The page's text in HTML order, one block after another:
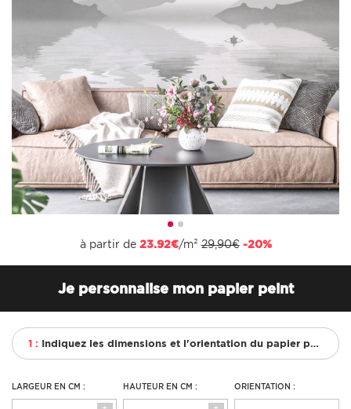
à partir de 23.92€/m²29,90€ -20%
Je personnalise mon papier peint
1 : Indiquez les dimensions et l'orientation du papier peint
LARGEUR EN CM : HAUTEUR EN CM : ORIENTATION :